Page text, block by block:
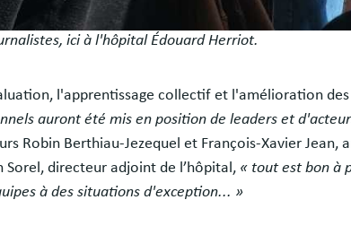
ici à l'hôpital Édouard Herriot.
l'apprentissage collectif et l'amélioration
auront été mis en position de leaders et
Robin Berthiau-Jezequel et François-Xavier Jean,
Sorel, directeur adjoint de l’hôpital, « tout est bon à
à des situations d'exception... »